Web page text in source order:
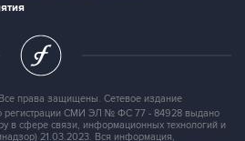
права защищены. Сетевое издание
регистрации СМИ ЭЛ № ФС 77 - 84928 выдано
в сфере связи, информационных технологий и
21.03.2023. Вся информация,